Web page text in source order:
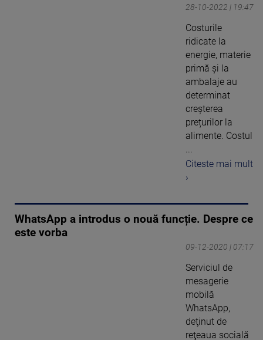
28-10-2022 | 19:47
Costurile
ridicate la
energie, materie
primă și la
ambalaje au
determinat
creșterea
prețurilor la
alimente. Costul
...
Citeste mai mult
›
WhatsApp a introdus o nouă funcție. Despre ce
este vorba
09-12-2020 | 07:17
Serviciul de
mesagerie
mobilă
WhatsApp,
deţinut de
reţeaua socială